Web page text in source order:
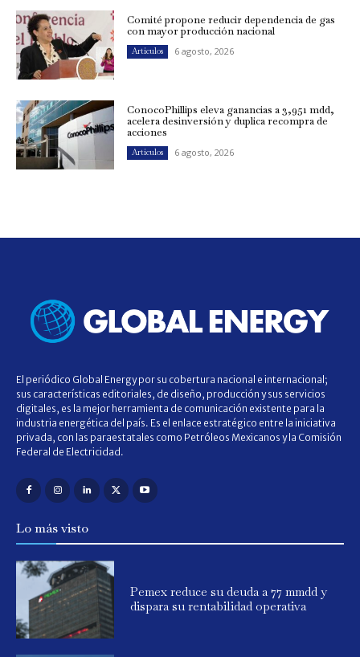
Comité propone reducir dependencia de gas
con mayor producción nacional
Artículos 6 agosto, 2026
ConocoPhillips eleva ganancias a 3,951 mdd,
acelera desinversión y duplica recompra de
acciones
Artículos 6 agosto, 2026
El periódico Global Energy por su cobertura nacional e internacional;
sus características editoriales, de diseño, producción y sus servicios
digitales, es la mejor herramienta de comunicación existente para la
industria energética del país. Es el enlace estratégico entre la iniciativa
privada, con las paraestatales como Petróleos Mexicanos y la Comisión
Federal de Electricidad.
Lo más visto
Pemex reduce su deuda a 77 mmdd y
dispara su rentabilidad operativa